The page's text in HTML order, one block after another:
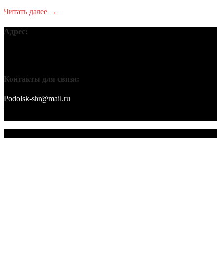
Читать далее →
Адрес:
Контакты для связи:
Podolsk-shr@mail.ru